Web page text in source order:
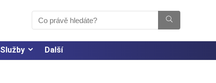
Služby Další